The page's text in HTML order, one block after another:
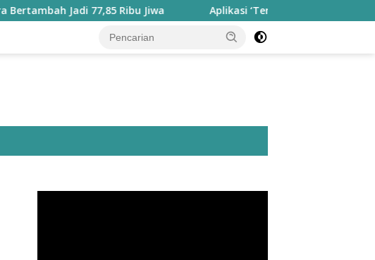
Jadi 77,85 Ribu Jiwa Aplikasi ‘Teras Pendidikan’ Disiapkan